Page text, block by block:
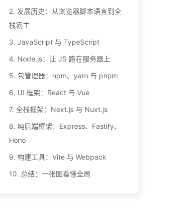
2. 发展历史：从浏览器脚本语言到全
栈霸主
3. JavaScript 与 TypeScript
4. Node.js：让 JS 跑在服务器上
5. 包管理器：npm、yarn 与 pnpm
6. UI 框架：React 与 Vue
7. 全栈框架：Next.js 与 Nuxt.js
8. 纯后端框架：Express、Fastify、
Hono
9. 构建工具：Vite 与 Webpack
10. 总结：一张图看懂全局